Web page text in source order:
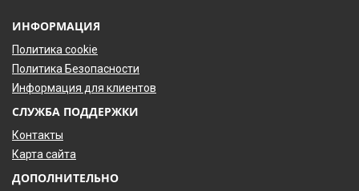
ИНФОРМАЦИЯ
Политика cookie
Политика Безопасности
Информация для клиентов
СЛУЖБА ПОДДЕРЖКИ
Контакты
Карта сайта
ДОПОЛНИТЕЛЬНО